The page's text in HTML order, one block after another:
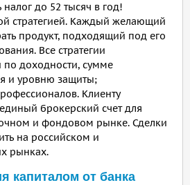
налог до 52 тысяч в год!
стратегией. Каждый желающий
продукт, подходящий под его
Все стратегии
по доходности, сумме
и уровню защиты;
Клиенту
брокерский счет для
и фондовом рынке. Сделки
на российском и
рынках.
капиталом от банка